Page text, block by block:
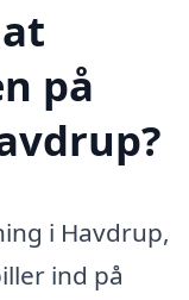
på
i Havdrup,
ind på